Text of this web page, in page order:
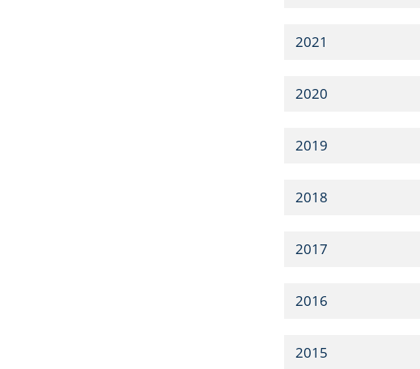
2021
2020
2019
2018
2017
2016
2015